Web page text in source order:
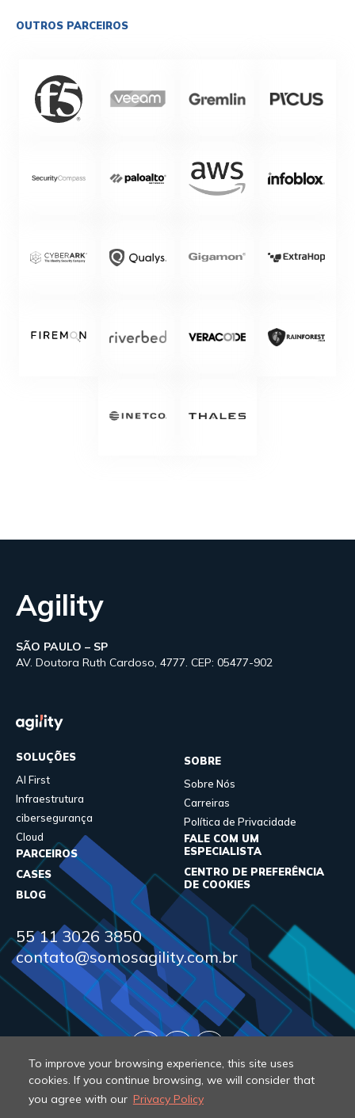
To improve your browsing experience, this site uses
cookies. If you continue browsing, we will consider that
you agree with our Privacy Policy
OUTROS PARCEIROS
Agility
SÃO PAULO – SP
AV. Doutora Ruth Cardoso, 4777. CEP: 05477-902
SOLUÇÕES
AI First
Infraestrutura
cibersegurança
Cloud
PARCEIROS
CASES
BLOG
SOBRE
Sobre Nós
Carreiras
Política de Privacidade
FALE COM UM
ESPECIALISTA
CENTRO DE PREFERÊNCIA
DE COOKIES
55 11 3026 3850
contato@somosagility.com.br